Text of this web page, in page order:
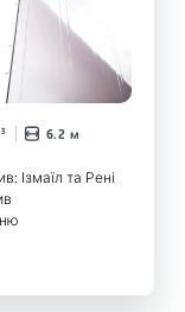
6.2 м
Ізмаїл та Рені